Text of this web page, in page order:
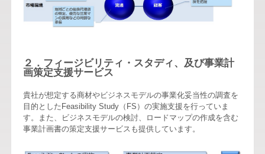
２．フィージビリティ・スタディ、及び事業計
画策定支援サービス
貴社が想定する商材やビジネスモデルの事業化妥当性の調査を
目的としたFeasibility Study（FS）の実施支援を行っていま
す。また、ビジネスモデルの検討、ロードマップの作成を含む
事業計画書の策定支援サービスも提供しています。